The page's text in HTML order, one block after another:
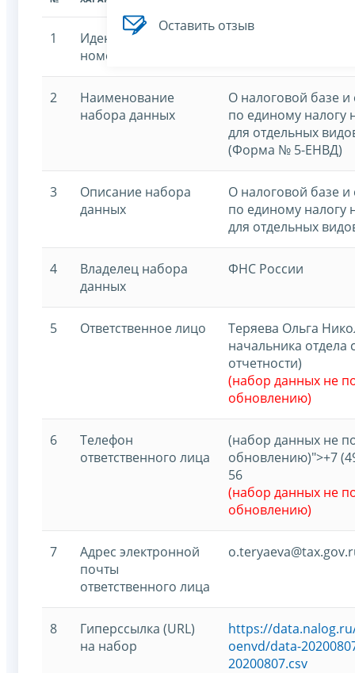
1
Идентификационный
номер
2
Наименование
набора данных
О налоговой базе и
по единому налогу
для отдельных
(Форма № 5-ЕНВД)
3
Описание набора
данных
О налоговой базе и
по единому налогу
для отдельных
4
Владелец набора
данных
ФНС России
5 Ответственное лицо
Теряева Ольга
начальника отдела
отчетности)
(набор данных не
обновлению)
6
Телефон
ответственного лица
(набор данных не
обновлению)">+7
56
(набор данных не
обновлению)
7
Адрес электронной
почты
ответственного лица
8
Гиперссылка (URL)
на набор
https://
oenvd/data-
20200807.csv
Оставить отзыв